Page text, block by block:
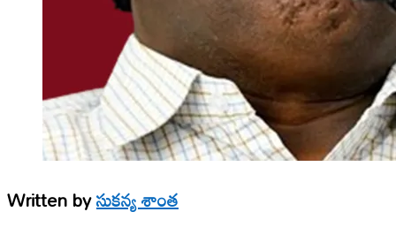
Written byసుకన్య శాంత